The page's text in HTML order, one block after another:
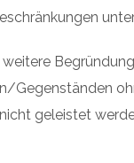
geleistet